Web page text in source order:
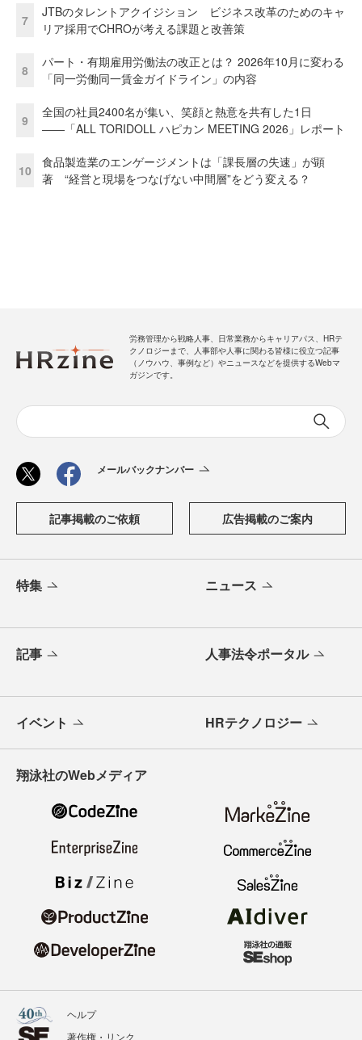
7
JTBのタレントアクイジション ビジネス改革のためのキャ
リア採用でCHROが考える課題と改善策
8
パート・有期雇用労働法の改正とは？ 2026年10月に変わる
「同一労働同一賃金ガイドライン」の内容
9
全国の社員2400名が集い、笑顔と熱意を共有した1日
――「ALL TORIDOLL ハピカン MEETING 2026」レポート
10
食品製造業のエンゲージメントは「課長層の失速」が顕
著 “経営と現場をつなげない中間層”をどう変える？
労務管理から戦略人事、日常業務からキャリアパス、HRテ
クノロジーまで、人事部や人事に関わる皆様に役立つ記事
（ノウハウ、事例など）やニュースなどを提供するWebマ
ガジンです。
メールバックナンバー
記事掲載のご依頼 広告掲載のご案内
特集 ニュース
記事 人事法令ポータル
イベント HRテクノロジー
翔泳社のWebメディア
ヘルプ
著作権・リンク